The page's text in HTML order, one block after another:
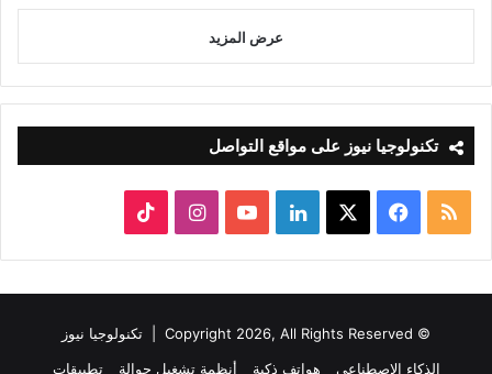
عرض المزيد
تكنولوجيا نيوز على مواقع التواصل
ملخص
الموقع
RSS
فيسبوك لينكدإن‫YouTubeانستقرام
© Copyright 2026, All Rights Reserved |
تكنولوجيا نيوز
الذكاء الاصطناعي
هواتف ذكية أنظمة تشغيل جوالة تطبيقات